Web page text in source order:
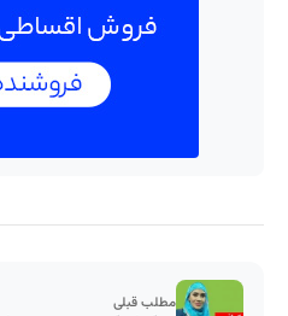
مطلب قبلی